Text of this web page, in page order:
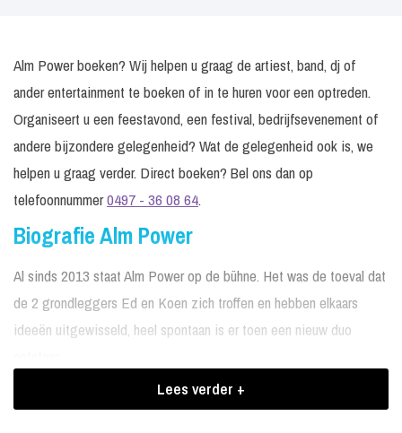
Alm Power boeken? Wij helpen u graag de artiest, band, dj of
ander entertainment te boeken of in te huren voor een optreden.
Organiseert u een feestavond, een festival, bedrijfsevenement of
andere bijzondere gelegenheid? Wat de gelegenheid ook is, we
helpen u graag verder. Direct boeken? Bel ons dan op
telefoonnummer0497 - 36 08 64.
Biografie Alm Power
Al sinds 2013 staat Alm Power op de bühne. Het was de toeval dat
de 2 grondleggers Ed en Koen zich troffen en hebben elkaars
ideeën uitgewisseld, heel spontaan is er toen een nieuw duo
Lees verder +